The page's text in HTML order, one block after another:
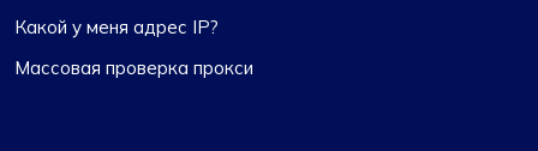
Какой у меня адрес IP?
Массовая проверка прокси